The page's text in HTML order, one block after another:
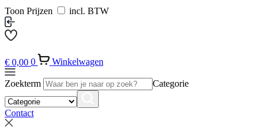
Toon Prijzen incl. BTW
€ 0,00 0 Winkelwagen
Zoekterm Categorie
Contact